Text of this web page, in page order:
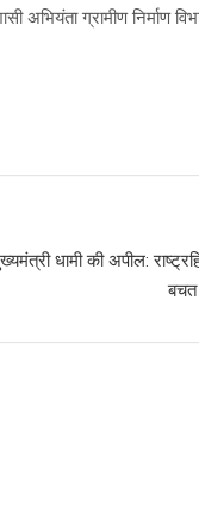
अभियंता ग्रामीण निर्माण
धामी की अपील:
बचत